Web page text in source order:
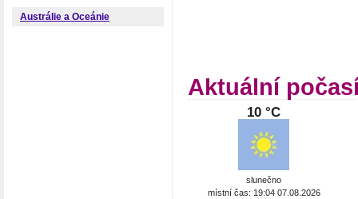
Austrálie a Oceánie
Aktuální
10 °C
slunečno
místní čas: 19:04 07.08.2026